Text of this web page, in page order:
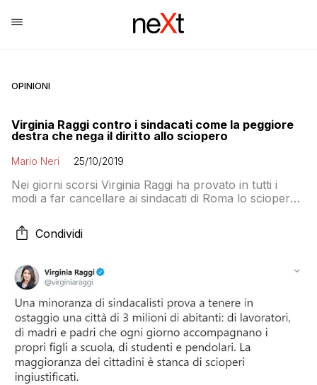
OPINIONI
Virginia Raggi contro i sindacati come la peggiore
destra che nega il diritto allo sciopero
Mario Neri 25/10/2019
Nei giorni scorsi Virginia Raggi ha provato in tutti i
modi a far cancellare ai sindacati di Roma lo sciopero
ottobre. Dopo aver fallito l’obiettivo la sindaca di Roma
ha ritenuto di dover reagire con questo tweet: Ora, i
Condividi